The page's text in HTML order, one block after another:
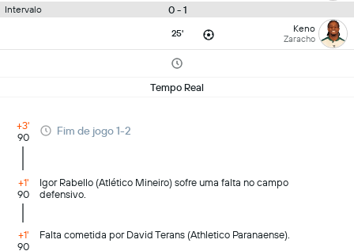
Intervalo 0 - 1
25' Keno
Zaracho
Tempo Real
+3'
90
Fim de jogo 1-2
+1'
90
Igor Rabello (Atlético Mineiro) sofre uma falta no campo
defensivo.
+1'
90
Falta cometida por David Terans (Athletico Paranaense).